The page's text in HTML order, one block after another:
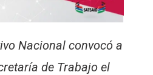
Nacional convocó a
de Trabajo el